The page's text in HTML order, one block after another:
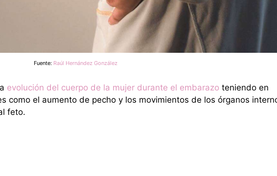
Fuente: Raúl Hernández González
evolución del cuerpo de la mujer durante el embarazo teniendo en
como el aumento de pecho y los movimientos de los órganos
feto.